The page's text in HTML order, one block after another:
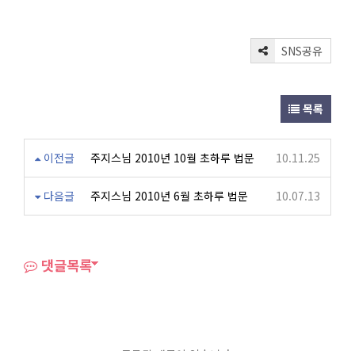
SNS공유
목록
이전글 주지스님 2010년 10월 초하루 법문 10.11.25
다음글 주지스님 2010년 6월 초하루 법문 10.07.13
댓글목록